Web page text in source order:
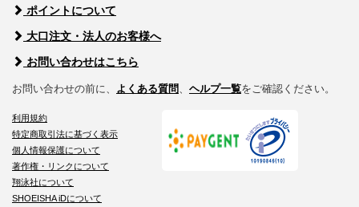
ポイントについて
大口注文・法人のお客様へ
お問い合わせはこちら
お問い合わせの前に、 よくある質問 ヘルプ一覧をご確認ください。
利用規約
特定商取引法に基づく表示
個人情報保護について
著作権・リンクについて
翔泳社について
SHOEISHA iDについて